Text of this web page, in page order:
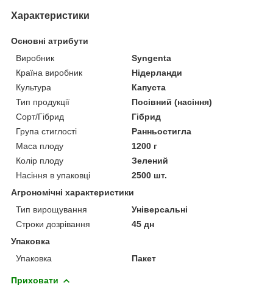
Характеристики
Основні атрибути
Виробник
Syngenta
Країна виробник
Нідерланди
Культура
Капуста
Тип продукції
Посівний (насіння)
Сорт/Гібрид
Гібрид
Група стиглості
Ранньостигла
Маса плоду
1200 г
Колір плоду
Зелений
Насіння в упаковці
2500 шт.
Агрономічні характеристики
Тип вирощування
Універсальні
Строки дозрівання
45 дн
Упаковка
Упаковка
Пакет
Приховати